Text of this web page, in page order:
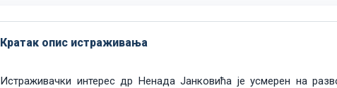
Кратак опис истраживања
Истраживачки интерес др Ненада Јанковића је усмерен на